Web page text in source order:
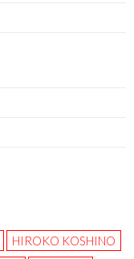
HIROKO KOSHINO